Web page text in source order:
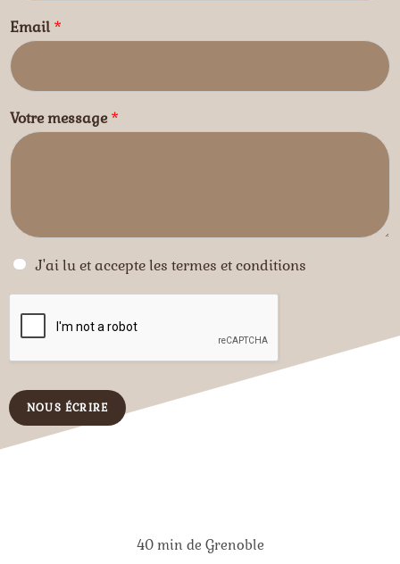
Email *
Votre message*
J'ai lu et accepte les termes et conditions
NOUS ÉCRIRE
40 min de Grenoble